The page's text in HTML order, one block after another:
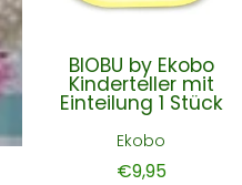
BIOBU by Ekobo
Kinderteller mit
Einteilung 1 Stück
Ekobo
€9,95